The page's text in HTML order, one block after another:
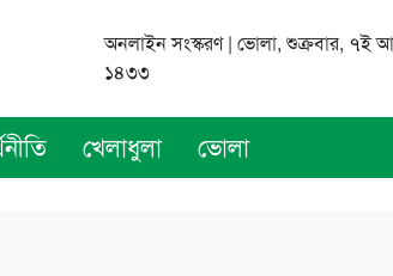
অনলাইন সংস্করণ | ভোলা, শুক্রবার, ৭ই
১৪৩৩
খেলাধুলা ভোলা